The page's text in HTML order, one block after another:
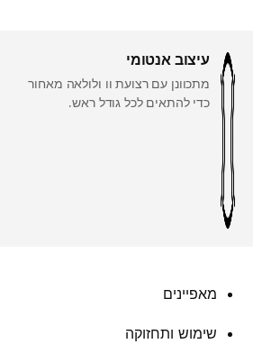
עיצוב אנטומי
מתכוונן עם רצועת וו ולולאה מאחור
כדי להתאים לכל גודל ראש.
מאפיינים
שימוש ותחזוקה